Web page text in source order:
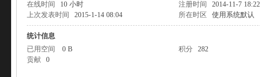
在线时间
10 小时 注册时间 2014-11-7 18:22
上次发表时间
2015-1-14 08:04 所在时区 使用系统默认
统计信息
已用空间
0 B 积分 282
贡献
0